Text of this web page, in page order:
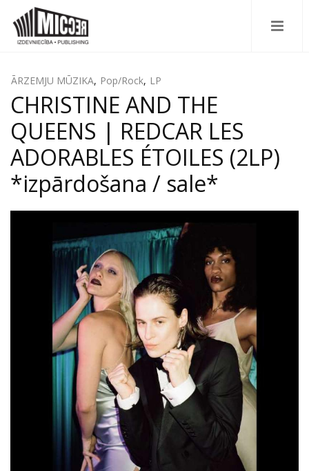
ĀRZEMJU MŪZIKA, Pop/Rock, LP
CHRISTINE AND THE
QUEENS | REDCAR LES
ADORABLES ÉTOILES (2LP)
*izpārdošana / sale*